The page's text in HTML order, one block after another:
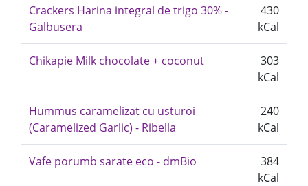
Crackers Harina integral de trigo 30% -
Galbusera
430
kCal
Chikapie Milk chocolate + coconut
303
kCal
Hummus caramelizat cu usturoi
(Caramelized Garlic) - Ribella
240
kCal
Vafe porumb sarate eco - dmBio
384
kCal